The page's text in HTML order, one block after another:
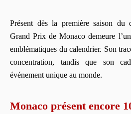
Présent dès la première saison du
Grand Prix de Monaco demeure
emblématiques du calendrier. Son
concentration, tandis que son
événement unique au monde.
Monaco présent encore